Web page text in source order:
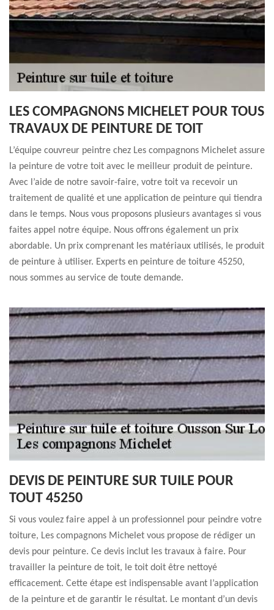
LES COMPAGNONS MICHELET POUR TOUS
TRAVAUX DE PEINTURE DE TOIT
L’équipe couvreur peintre chez Les compagnons Michelet assure
la peinture de votre toit avec le meilleur produit de peinture.
Avec l’aide de notre savoir-faire, votre toit va recevoir un
traitement de qualité et une application de peinture qui tiendra
dans le temps. Nous vous proposons plusieurs avantages si vous
faites appel notre équipe. Nous offrons également un prix
abordable. Un prix comprenant les matériaux utilisés, le produit
de peinture à utiliser. Experts en peinture de toiture 45250,
nous sommes au service de toute demande.
DEVIS DE PEINTURE SUR TUILE POUR
TOUT 45250
Si vous voulez faire appel à un professionnel pour peindre votre
toiture, Les compagnons Michelet vous propose de rédiger un
devis pour peinture. Ce devis inclut les travaux à faire. Pour
travailler la peinture de toit, le toit doit être nettoyé
efficacement. Cette étape est indispensable avant l’application
de la peinture et de garantir le résultat. Le montant d’un devis